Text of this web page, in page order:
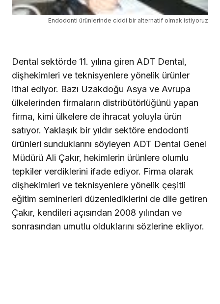
Endodonti ürünlerinde ciddi bir alternatif olmak istiyoruz
Dental sektörde 11. yılına giren ADT Dental,
dişhekimleri ve teknisyenlere yönelik ürünler
ithal ediyor. Bazı Uzakdoğu Asya ve Avrupa
ülkelerinden firmaların distribütörlüğünü yapan
firma, kimi ülkelere de ihracat yoluyla ürün
satıyor. Yaklaşık bir yıldır sektöre endodonti
ürünleri sunduklarını söyleyen ADT Dental Genel
Müdürü Ali Çakır, hekimlerin ürünlere olumlu
tepkiler verdiklerini ifade ediyor. Firma olarak
dişhekimleri ve teknisyenlere yönelik çeşitli
eğitim seminerleri düzenlediklerini de dile getiren
Çakır, kendileri açısından 2008 yılından ve
sonrasından umutlu olduklarını sözlerine ekliyor.